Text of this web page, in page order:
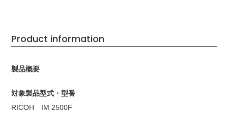
Product information
製品概要
対象製品型式・型番
RICOH IM 2500F